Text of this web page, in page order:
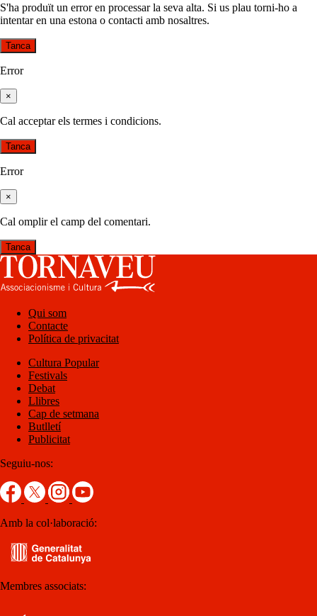
S'ha produït un error en processar la seva alta. Si us plau torni-ho a
intentar en una estona o contacti amb nosaltres.
Tanca
Error
×
Cal acceptar els termes i condicions.
Tanca
Error
×
Cal omplir el camp del comentari.
Tanca
Qui som
Contacte
Política de privacitat
Cultura Popular
Festivals
Debat
Llibres
Cap de setmana
Butlletí
Publicitat
Seguiu-nos:
Amb la col·laboració:
Membres associats: